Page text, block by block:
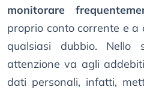
monitorare
proprio conto corrente e
qualsiasi dubbio. Nello
attenzione va agli
dati personali, infatti,